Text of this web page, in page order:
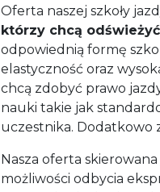
Oferta naszej szkoły
którzy chcą
odpowiednią formę
elastyczność oraz
chcą zdobyć prawo
nauki takie jak
uczestnika. Dodatkowo
Nasza oferta
możliwości odbycia